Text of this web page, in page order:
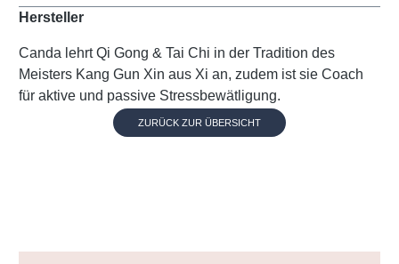
Hersteller
Canda lehrt Qi Gong & Tai Chi in der Tradition des
Meisters Kang Gun Xin aus Xi an, zudem ist sie Coach
für aktive und passive Stressbewätligung.
ZURÜCK ZUR ÜBERSICHT